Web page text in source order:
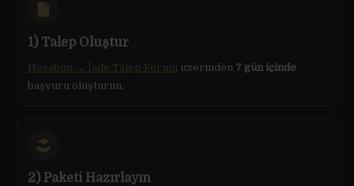
1) Talep Oluştur
Hesabım → İade Talep Formu üzerinden 7 gün içinde
başvuru oluşturun.
2) Paketi Hazırlayın